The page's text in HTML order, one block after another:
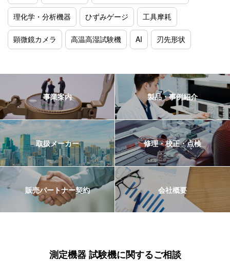
理化学・分析機器 ひずみゲージ 工具摩耗
顕微鏡カメラ 高温高湿試験機 AI 刃先形状
事業案内 製品・事例紹介
取扱メーカー 修理・校正・点検
販売パートナー契約 会社概要
測定機器 試験機に関するご相談